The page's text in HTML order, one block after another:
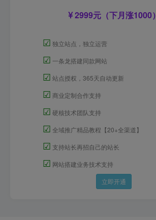
2999元（下月涨1000）
☑ 独立站点，独立运营
☑ 一条龙搭建同款网站
☑ 站点授权，365天自动更新
☑ 商业定制合作支持
☑ 硬核技术团队支持
☑ 全域推广精品教程【20+全渠道】
☑ 支持站长再招自己的站长
☑ 网站搭建业务技术支持
立即开通